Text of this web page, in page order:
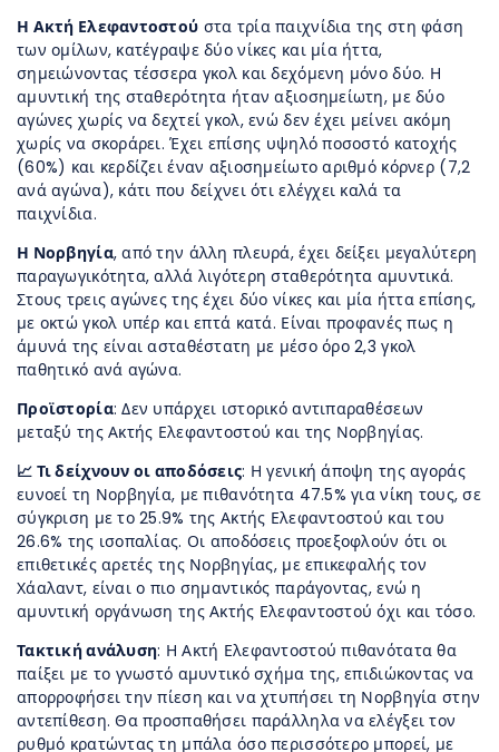
Η Ακτή Ελεφαντοστού στα τρία παιχνίδια της στη φάση
των ομίλων, κατέγραψε δύο νίκες και μία ήττα,
σημειώνοντας τέσσερα γκολ και δεχόμενη μόνο δύο. Η
αμυντική της σταθερότητα ήταν αξιοσημείωτη, με δύο
αγώνες χωρίς να δεχτεί γκολ, ενώ δεν έχει μείνει ακόμη
χωρίς να σκοράρει. Έχει επίσης υψηλό ποσοστό κατοχής
(60%) και κερδίζει έναν αξιοσημείωτο αριθμό κόρνερ (7,2
ανά αγώνα), κάτι που δείχνει ότι ελέγχει καλά τα
παιχνίδια.
Η Νορβηγία, από την άλλη πλευρά, έχει δείξει μεγαλύτερη
παραγωγικότητα, αλλά λιγότερη σταθερότητα αμυντικά.
Στους τρεις αγώνες της έχει δύο νίκες και μία ήττα επίσης,
με οκτώ γκολ υπέρ και επτά κατά. Είναι προφανές πως η
άμυνά της είναι ασταθέστατη με μέσο όρο 2,3 γκολ
παθητικό ανά αγώνα.
Προϊστορία: Δεν υπάρχει ιστορικό αντιπαραθέσεων
μεταξύ της Ακτής Ελεφαντοστού και της Νορβηγίας.
📈 Τι δείχνουν οι αποδόσεις: Η γενική άποψη της αγοράς
ευνοεί τη Νορβηγία, με πιθανότητα 47.5% για νίκη τους, σε
σύγκριση με το 25.9% της Ακτής Ελεφαντοστού και του
26.6% της ισοπαλίας. Οι αποδόσεις προεξοφλούν ότι οι
επιθετικές αρετές της Νορβηγίας, με επικεφαλής τον
Χάαλαντ, είναι ο πιο σημαντικός παράγοντας, ενώ η
αμυντική οργάνωση της Ακτής Ελεφαντοστού όχι και τόσο.
Τακτική ανάλυση: Η Ακτή Ελεφαντοστού πιθανότατα θα
παίξει με το γνωστό αμυντικό σχήμα της, επιδιώκοντας να
απορροφήσει την πίεση και να χτυπήσει τη Νορβηγία στην
αντεπίθεση. Θα προσπαθήσει παράλληλα να ελέγξει τον
ρυθμό κρατώντας τη μπάλα όσο περισσότερο μπορεί, με